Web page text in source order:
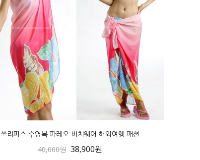
쓰리피스 수영복 파레오 비치웨어 해외여행 패션
40,000원 38,900원